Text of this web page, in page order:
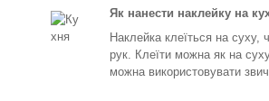
Як нанести наклейку на
Наклейка клеїться на суху,
рук. Клеїти можна як на
можна використовувати